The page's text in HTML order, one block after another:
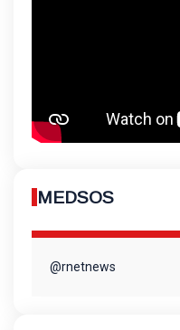
MEDSOS
@rnetnews